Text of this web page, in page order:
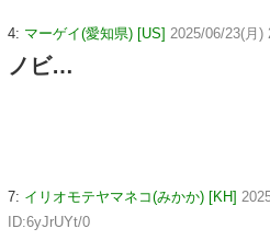
4: マーゲイ(愛知県) [US] 2025/06/23(月
ノビ…
7: イリオモテヤマネコ(みかか) [KH]
ID:6yJrUYt/0